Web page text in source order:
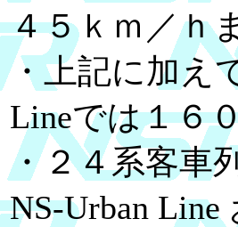
４５ｋｍ／ｈ
・上記に加え
Lineでは１６
・２４系客車
NS-Urban